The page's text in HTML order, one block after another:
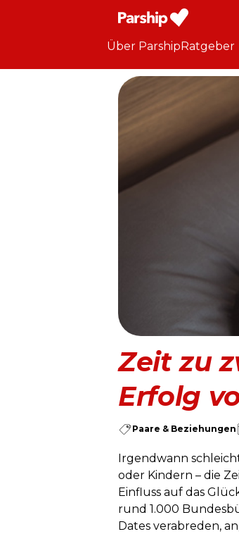
Über ParshipRatgeber
Zeit zu
Erfolg
Paare & Beziehungen
Irgendwann
oder Kindern – die
Einfluss auf das
rund 1.000
Dates verabreden,